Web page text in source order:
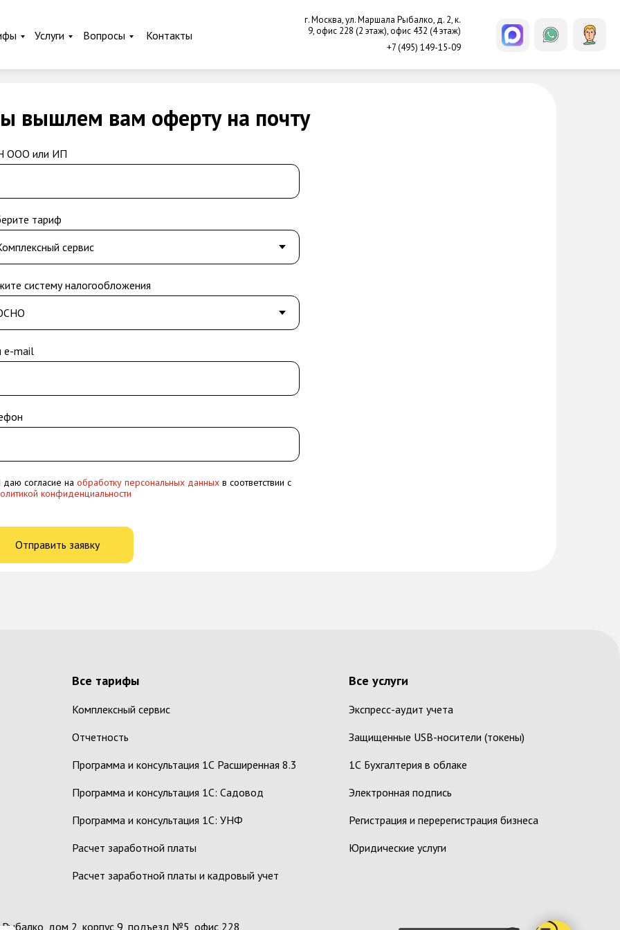
Услуги Вопросы Контакты
г. Москва, ул. Маршала Рыбалко, д. 2, к.
9, офис 228 (2 этаж), офис 432 (4 этаж)
+7 (495) 149-15-09
ООО или ИП
тариф
систему налогообложения
e-mail
даю согласие на обработку персональных данных в соответствии с
конфиденциальности
Отправить заявку
вышлем вам оферту на почту
Все услуги
Экспресс-аудит учета
Защищенные USB-носители (токены)
1С Бухгалтерия в облаке
Электронная подпись
Регистрация и перерегистрация бизнеса
Все тарифы
Комплексный сервис
Отчетность
Программа и консультация 1С Расширенная 8.3
Программа и консультация 1С: Садовод
Программа и консультация 1С: УНФ
Расчет заработной платы
Расчет заработной платы и кадровый учет
Рыбалко, дом 2, корпус 9, подъезд №5, офис 228
Юридические услуги